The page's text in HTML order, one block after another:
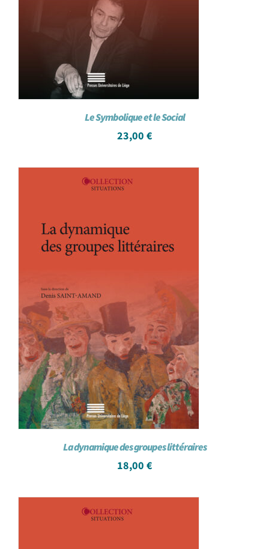
Le Symbolique et le Social
23,00 €
La dynamique des groupes littéraires
18,00 €